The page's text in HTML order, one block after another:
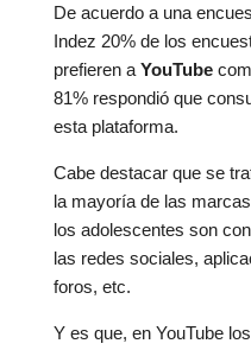
De acuerdo a una
Indez 20% de los
prefieren a YouTube
81% respondió que
esta plataforma.
Cabe destacar que se
la mayoría de las
los adolescentes son
las redes sociales,
foros, etc.
Y es que, en YouTube